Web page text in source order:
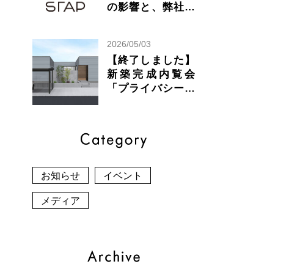
の影響と、弊社の
2026/05/03
【終了しました】
新築完成内覧会
「プライバシーと
お知らせ イベント
メディア